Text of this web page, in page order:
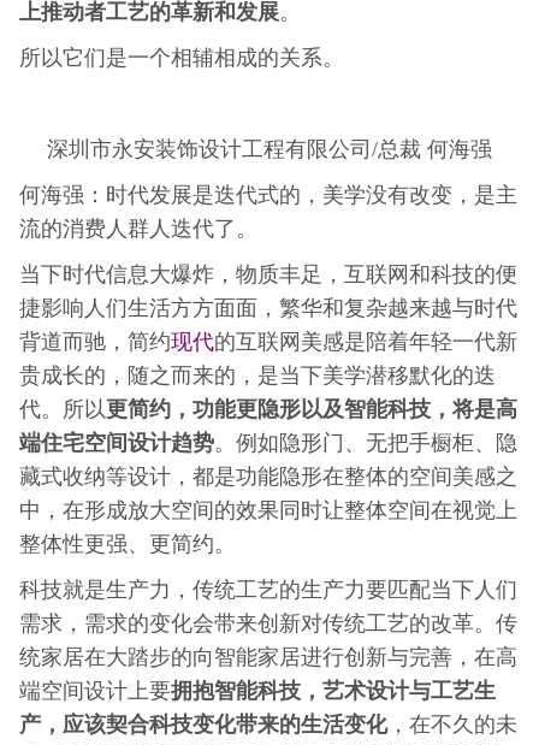
上推动者工艺的革新和发展。
所以它们是一个相辅相成的关系。
深圳市永安装饰设计工程有限公司/总裁 何海强
何海强：时代发展是迭代式的，美学没有改变，是主
流的消费人群人迭代了。
当下时代信息大爆炸，物质丰足，互联网和科技的便
捷影响人们生活方方面面，繁华和复杂越来越与时代
背道而驰，简约现代的互联网美感是陪着年轻一代新
贵成长的，随之而来的，是当下美学潜移默化的迭
代。所以更简约，功能更隐形以及智能科技，将是高
端住宅空间设计趋势。例如隐形门、无把手橱柜、隐
藏式收纳等设计，都是功能隐形在整体的空间美感之
中，在形成放大空间的效果同时让整体空间在视觉上
整体性更强、更简约。
科技就是生产力，传统工艺的生产力要匹配当下人们
需求，需求的变化会带来创新对传统工艺的改革。传
统家居在大踏步的向智能家居进行创新与完善，在高
端空间设计上要拥抱智能科技，艺术设计与工艺生
产，应该契合科技变化带来的生活变化，在不久的未